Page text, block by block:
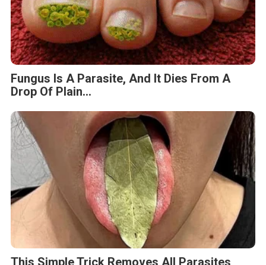
Fungus Is A Parasite, And It Dies From A
Drop Of Plain...